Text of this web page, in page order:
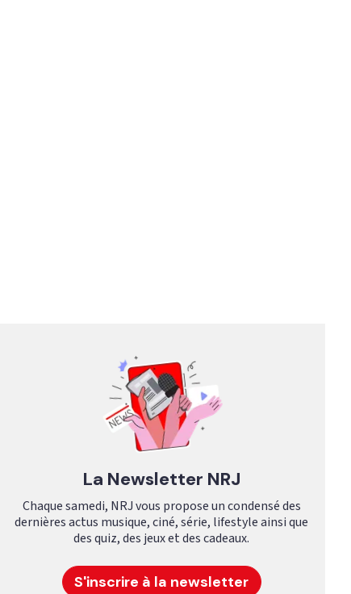
La Newsletter NRJ
Chaque samedi, NRJ vous propose un condensé des
dernières actus musique, ciné, série, lifestyle ainsi que
des quiz, des jeux et des cadeaux.
S'inscrire à la newsletter